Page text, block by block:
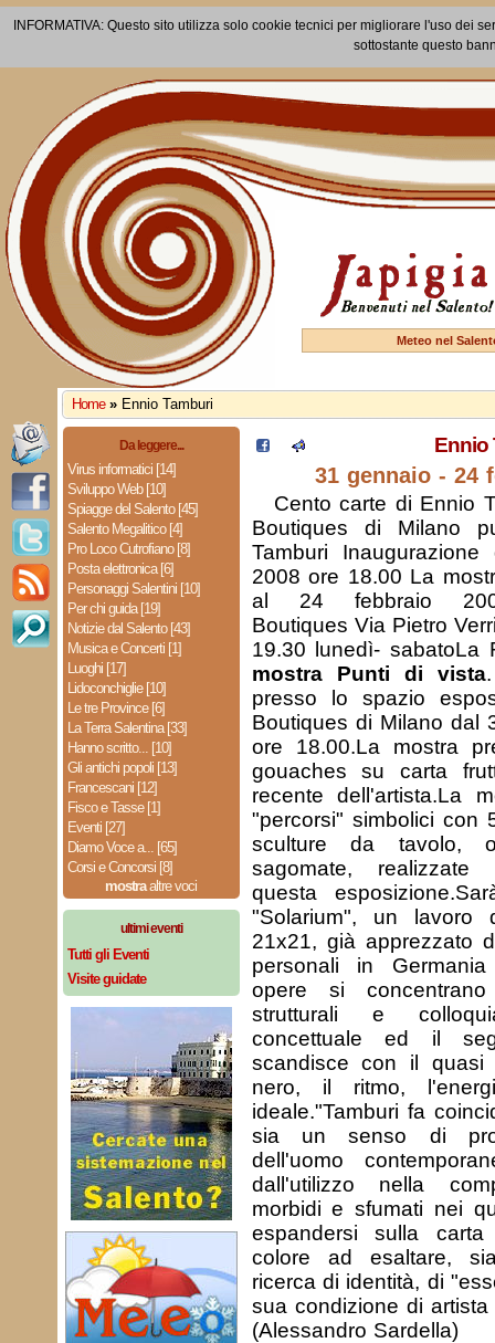
INFORMATIVA: Questo sito utilizza solo cookie tecnici per migliorare l'uso dei
sottostante questo
Meteo nel
Home » Ennio Tamburi
Da leggere...
Virus informatici [14]
Sviluppo Web [10]
Spiagge del Salento [45]
Salento Megalitico [4]
Pro Loco Cutrofiano [8]
Posta elettronica [6]
Personaggi Salentini [10]
Per chi guida [19]
Notizie dal Salento [43]
Musica e Concerti [1]
Luoghi [17]
Lidoconchiglie [10]
Le tre Province [6]
La Terra Salentina [33]
Hanno scritto... [10]
Gli antichi popoli [13]
Francescani [12]
Fisco e Tasse [1]
Eventi [27]
Diamo Voce a... [65]
Corsi e Concorsi [8]
mostraaltre voci
ultimi eventi
Tutti gli Eventi
Visite guidate
Ennio
31 gennaio - 24
Cento carte di Ennio
Boutiques di Milano
Tamburi
2008 ore 18.00 La
al 24 febbraio
Boutiques Via Pietro
19.30 lunedì- sabatoLa
mostra Punti di vista
presso lo spazio
Boutiques di Milano dal
ore 18.00.La mostra
gouaches su carta
recente dell'artista.La
"percorsi" simbolici con
sculture da tavolo,
sagomate, realizzate
questa
"Solarium", un lavoro
21x21, già apprezzato
personali in
opere si
strutturali e
concettuale ed il
scandisce con il quasi
nero, il ritmo,
ideale."Tamburi fa
sia un senso di
dell'uomo
dall'utilizzo nella
morbidi e sfumati nei
espandersi sulla
colore ad esaltare,
ricerca di identità, di
sua condizione di
(Alessandro Sardella)